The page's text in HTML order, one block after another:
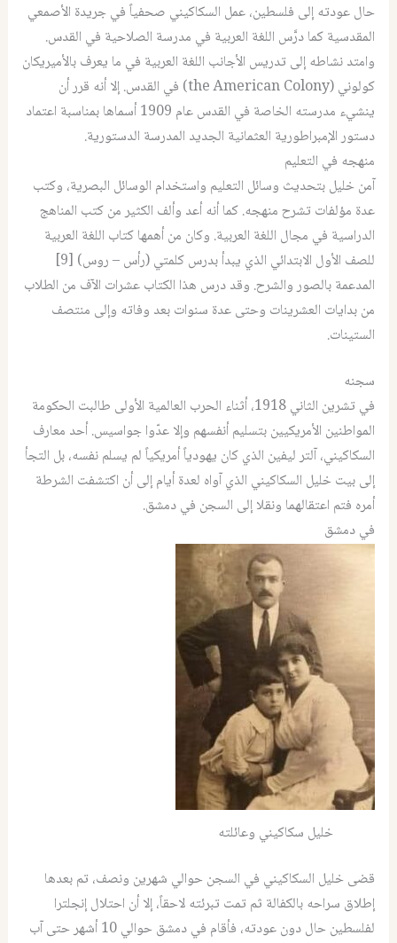
حال عودته إلى فلسطين، عمل السكاكيني صحفياً في جريدة الأصمعي
المقدسية كما درَّس اللغة العربية في مدرسة الصلاحية في القدس.
وامتد نشاطه إلى تدريس الأجانب اللغة العربية في ما يعرف بالأميريكان
كولوني (the American Colony) في القدس. إلا أنه قرر أن
ينشيء مدرسته الخاصة في القدس عام 1909 أسماها بمناسبة اعتماد
دستور الإمبراطورية العثمانية الجديد المدرسة الدستورية.
منهجه في التعليم
آمن خليل بتحديث وسائل التعليم واستخدام الوسائل البصرية، وكتب
عدة مؤلفات تشرح منهجه. كما أنه أعد وألف الكثير من كتب المناهج
الدراسية في مجال اللغة العربية. وكان من أهمها كتاب اللغة العربية
للصف الأول الابتدائي الذي يبدأ بدرس كلمتي (رأس – روس) [9]
المدعمة بالصور والشرح. وقد درس هذا الكتاب عشرات الآف من الطلاب
من بدايات العشرينات وحتى عدة سنوات بعد وفاته وإلى منتصف
الستينات.
سجنه
في تشرين الثاني 1918، أثناء الحرب العالمية الأولى طالبت الحكومة
المواطنين الأمريكيين بتسليم أنفسهم وإلا عدّوا جواسيس. أحد معارف
السكاكيني، آلتر ليفين الذي كان يهودياً أمريكياً لم يسلم نفسه، بل التجأ
إلى بيت خليل السكاكيني الذي آواه لعدة أيام إلى أن اكتشفت الشرطة
أمره فتم اعتقالهما ونقلا إلى السجن في دمشق.
في دمشق
خليل سكاكيني وعائلته
قضى خليل السكاكيني في السجن حوالي شهرين ونصف، تم بعدها
إطلاق سراحه بالكفالة ثم تمت تبرئته لاحقاً، إلا أن احتلال إنجلترا
لفلسطين حال دون عودته، فأقام في دمشق حوالي 10 أشهر حتى آب